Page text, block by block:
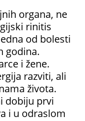
organa, ne
rinitis
od bolesti
godina.
i žene.
razviti, ali
života.
dobiju prvi
i u odraslom